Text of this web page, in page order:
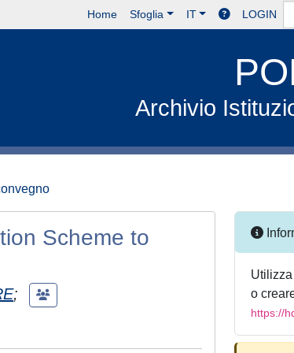
Home Sfoglia IT LOGIN
Archivio
Scheme to
;
o
https://